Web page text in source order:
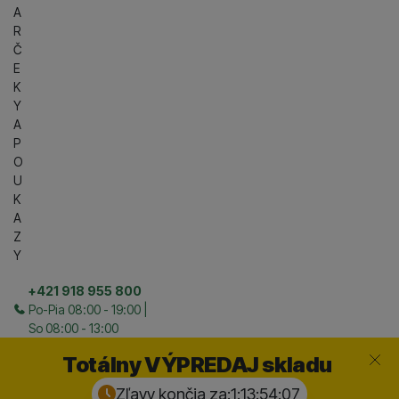
A
R
Č
E
K
Y
A
P
O
U
K
A
Z
Y
+421 918 955 800
Po-Pia 08:00 - 19:00 |
So 08:00 - 13:00
Totálny VÝPREDAJ skladu
Zľavy končia za:1:13:54:06
Zavrieť